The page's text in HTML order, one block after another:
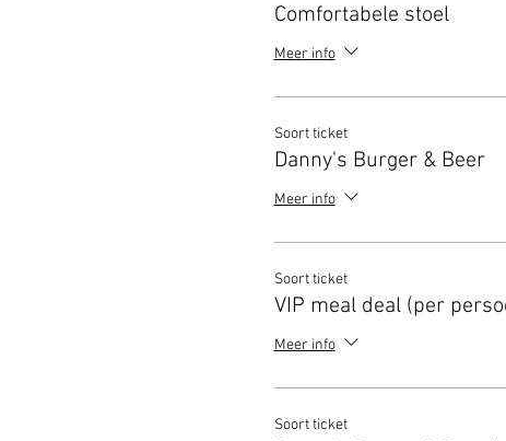
Comfortabele stoel
Meer info
Soort ticket
Danny's Burger & Beer
Meer info
Soort ticket
VIP meal deal (per
Meer info
Soort ticket